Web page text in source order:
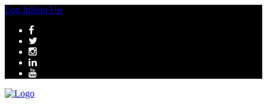
Log InSign Up